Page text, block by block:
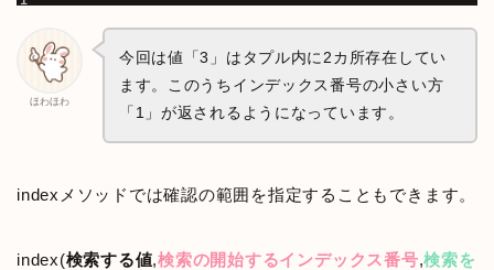
ほわほわ
今回は値「3」はタプル内に2カ所存在してい
ます。このうちインデックス番号の小さい方
「1」が返されるようになっています。
indexメソッドでは確認の範囲を指定することもできます。
index(検索する値,検索の開始するインデックス番号,検索を